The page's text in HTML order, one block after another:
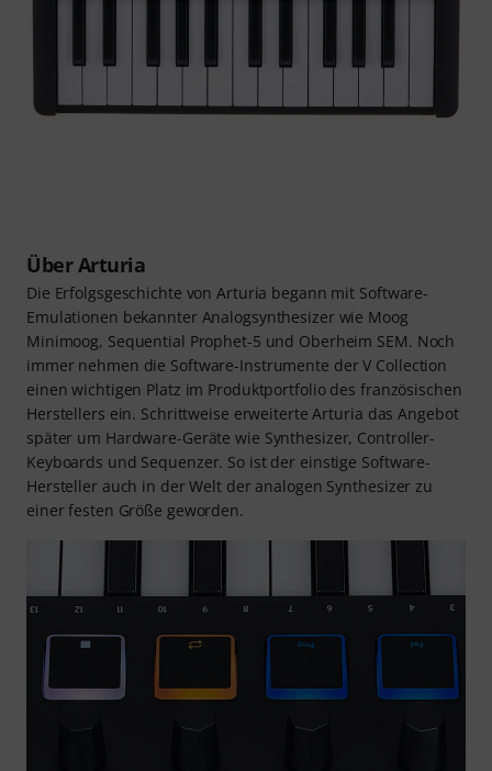
Über Arturia
Die Erfolgsgeschichte von Arturia begann mit Software-
Emulationen bekannter Analogsynthesizer wie Moog
Minimoog, Sequential Prophet-5 und Oberheim SEM. Noch
immer nehmen die Software-Instrumente der V Collection
einen wichtigen Platz im Produktportfolio des französischen
Herstellers ein. Schrittweise erweiterte Arturia das Angebot
später um Hardware-Geräte wie Synthesizer, Controller-
Keyboards und Sequenzer. So ist der einstige Software-
Hersteller auch in der Welt der analogen Synthesizer zu
einer festen Größe geworden.